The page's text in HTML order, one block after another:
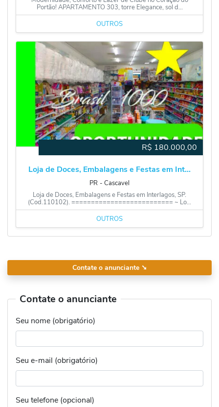
Portão! APARTAMENTO 303, torre Elegance, sol d...
OUTROS
R$ 180.000,00
Loja de Doces, Embalagens e Festas em Int...
PR ‐ Cascavel
Loja de Doces, Embalagens e Festas em Interlagos, SP.
(Cod.110102). ========================== ~ Lo...
OUTROS
Contate o anunciante ➘
Contate o anunciante
Seu nome (obrigatório)
Seu e-mail (obrigatório)
Seu telefone (opcional)